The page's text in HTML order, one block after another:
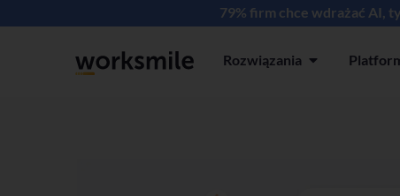
79% firm chce wdrażać AI,
Rozwiązania Open